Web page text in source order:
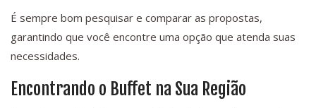
É sempre bom pesquisar e comparar as propostas,
garantindo que você encontre uma opção que atenda suas
necessidades.
Encontrando o Buffet na Sua Região